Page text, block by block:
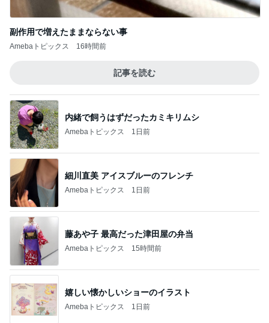
副作用で増えたままならない事
Amebaトピックス 16時間前
記事を読む
内緒で飼うはずだったカミキリムシ
Amebaトピックス 1日前
細川直美 アイスブルーのフレンチ
Amebaトピックス 1日前
藤あや子 最高だった津田屋の弁当
Amebaトピックス 15時間前
嬉しい懐かしいショーのイラスト
Amebaトピックス 1日前